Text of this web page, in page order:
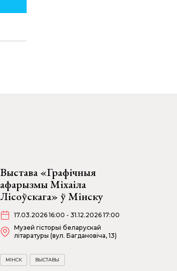
Выстава «Графічныя
афарызмы Міхаіла
Лісоўскага» ў Мінску
17.03.2026 16:00 - 31.12.2026 17:00
Музей гісторыі беларускай
літаратуры (вул. Багдановіча, 13)
МІНСК ВЫСТАВЫ